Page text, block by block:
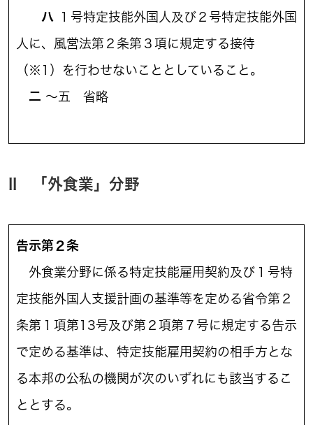
ハ １号特定技能外国人及び２号特定技能外国
人に、風営法第２条第３項に規定する接待
（※1）を行わせないこととしていること。
二 ～五 省略
II 「外食業」分野
告示第２条
外食業分野に係る特定技能雇用契約及び１号特
定技能外国人支援計画の基準等を定める省令第２
条第１項第13号及び第２項第７号に規定する告示
で定める基準は、特定技能雇用契約の相手方とな
る本邦の公私の機関が次のいずれにも該当するこ
ととする。